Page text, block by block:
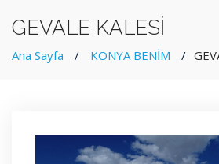
GEVALE KALESİ
Ana Sayfa KONYA BENİM